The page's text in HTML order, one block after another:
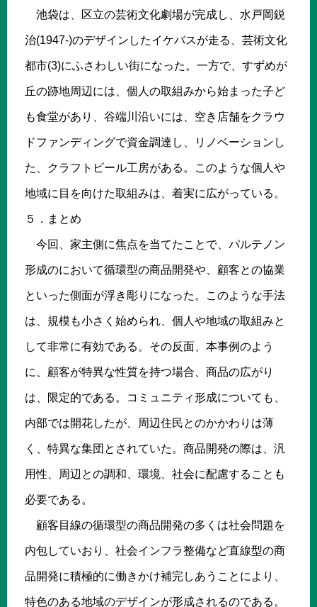
池袋は、区立の芸術文化劇場が完成し、水戸岡鋭
治(1947-)のデザインしたイケバスが走る、芸術文化
都市(3)にふさわしい街になった。一方で、すずめが
丘の跡地周辺には、個人の取組みから始まった子ど
も食堂があり、谷端川沿いには、空き店舗をクラウ
ドファンディングで資金調達し、リノベーションし
た、クラフトビール工房がある。このような個人や
地域に目を向けた取組みは、着実に広がっている。
５．まとめ
今回、家主側に焦点を当てたことで、パルテノン
形成のにおいて循環型の商品開発や、顧客との協業
といった側面が浮き彫りになった。このような手法
は、規模も小さく始められ、個人や地域の取組みと
して非常に有効である。その反面、本事例のよう
に、顧客が特異な性質を持つ場合、商品の広がり
は、限定的である。コミュニティ形成についても、
内部では開花したが、周辺住民とのかかわりは薄
く、特異な集団とされていた。商品開発の際は、汎
用性、周辺との調和、環境、社会に配慮することも
必要である。
顧客目線の循環型の商品開発の多くは社会問題を
内包していおり、社会インフラ整備など直線型の商
品開発に積極的に働きかけ補完しあうことにより、
特色のある地域のデザインが形成されるのである。